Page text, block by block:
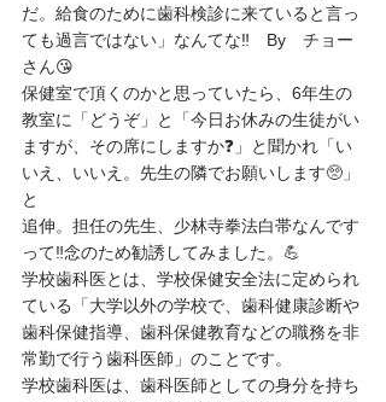
だ。給食のために歯科検診に来ていると言っ
ても過言ではない」なんてな‼️　By　チョー
さん😘
保健室で頂くのかと思っていたら、6年生の
教室に「どうぞ」と「今日お休みの生徒がい
ますが、その席にしますか❓️」と聞かれ「い
いえ、いいえ。先生の隣でお願いします🥺」
と
追伸。担任の先生、少林寺拳法白帯なんです
って‼️念のため勧誘してみました。💪
学校歯科医とは、学校保健安全法に定められ
ている「大学以外の学校で、歯科健康診断や
歯科保健指導、歯科保健教育などの職務を非
常勤で行う歯科医師」のことです。
学校歯科医は、歯科医師としての身分を持ち